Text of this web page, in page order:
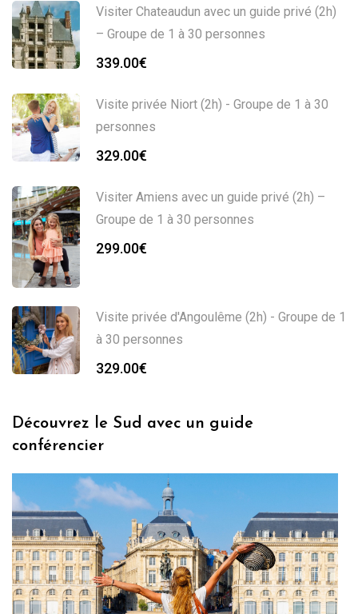
Visiter Chateaudun avec un guide privé (2h)
– Groupe de 1 à 30 personnes
339.00€
Visite privée Niort (2h) - Groupe de 1 à 30
personnes
329.00€
Visiter Amiens avec un guide privé (2h) –
Groupe de 1 à 30 personnes
299.00€
Visite privée d'Angoulême (2h) - Groupe de 1
à 30 personnes
329.00€
Découvrez le Sud avec un guide
conférencier